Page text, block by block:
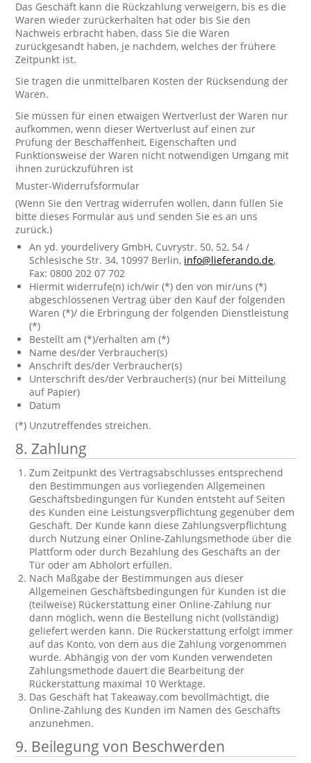
Das Geschäft kann die Rückzahlung verweigern, bis es die
Waren wieder zurückerhalten hat oder bis Sie den
Nachweis erbracht haben, dass Sie die Waren
zurückgesandt haben, je nachdem, welches der frühere
Zeitpunkt ist.
Sie tragen die unmittelbaren Kosten der Rücksendung der
Waren.
Sie müssen für einen etwaigen Wertverlust der Waren nur
aufkommen, wenn dieser Wertverlust auf einen zur
Prüfung der Beschaffenheit, Eigenschaften und
Funktionsweise der Waren nicht notwendigen Umgang mit
ihnen zurückzuführen ist
Muster-Widerrufsformular
(Wenn Sie den Vertrag widerrufen wollen, dann füllen Sie
bitte dieses Formular aus und senden Sie es an uns
zurück.)
An yd. yourdelivery GmbH, Cuvrystr. 50, 52, 54 /
Schlesische Str. 34, 10997 Berlin, info@lieferando.de,
Fax: 0800 202 07 702
Hiermit widerrufe(n) ich/wir (*) den von mir/uns (*)
abgeschlossenen Vertrag über den Kauf der folgenden
Waren (*)/ die Erbringung der folgenden Dienstleistung
(*)
Bestellt am (*)/erhalten am (*)
Name des/der Verbraucher(s)
Anschrift des/der Verbraucher(s)
Unterschrift des/der Verbraucher(s) (nur bei Mitteilung
auf Papier)
Datum
(*) Unzutreffendes streichen.
8. Zahlung
Zum Zeitpunkt des Vertragsabschlusses entsprechend
den Bestimmungen aus vorliegenden Allgemeinen
Geschäftsbedingungen für Kunden entsteht auf Seiten
des Kunden eine Leistungsverpflichtung gegenüber dem
Geschäft. Der Kunde kann diese Zahlungsverpflichtung
durch Nutzung einer Online-Zahlungsmethode über die
Plattform oder durch Bezahlung des Geschäfts an der
Tür oder am Abholort erfüllen.
Nach Maßgabe der Bestimmungen aus dieser
Allgemeinen Geschäftsbedingungen für Kunden ist die
(teilweise) Rückerstattung einer Online-Zahlung nur
dann möglich, wenn die Bestellung nicht (vollständig)
geliefert werden kann. Die Rückerstattung erfolgt immer
auf das Konto, von dem aus die Zahlung vorgenommen
wurde. Abhängig von der vom Kunden verwendeten
Zahlungsmethode dauert die Bearbeitung der
Rückerstattung maximal 10 Werktage.
Das Geschäft hat Takeaway.com bevollmächtigt, die
Online-Zahlung des Kunden im Namen des Geschäfts
anzunehmen.
9. Beilegung von Beschwerden